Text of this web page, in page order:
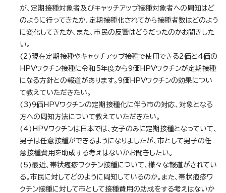
が、定期接種対象者及びキャッチアップ接種対象者への周知はど
のように行ってきたか、定期接種化されてから接種者数はどのよう
に変化してきたか、また、市民の反響はどうだったのかお聞きした
い。
(2)現在定期接種やキャッチアップ接種で使用できる2価と4価の
HPVワクチン接種に令和5年度から9価HPVワクチンが定期接種
になる方針との報道があります。9価HPVワクチンの効果につい
て教えていただきたい。
(3)9価HPVワクチンの定期接種化に伴う市の対応、対象となる
方への周知方法について教えていただきたい。
(4)HPVワクチンは日本では、女子のみに定期接種となっていて、
男子は任意接種ができるようになりましたが、市として男子の任
意接種費用を助成する考えはないかお聞きしたい。
(5)最近、帯状疱疹ワクチン接種について、様々な報道がされてい
る。市民に対してどのように周知しているのか。また、帯状疱疹ワ
クチン接種に対して市として接種費用の助成をする考えはないか